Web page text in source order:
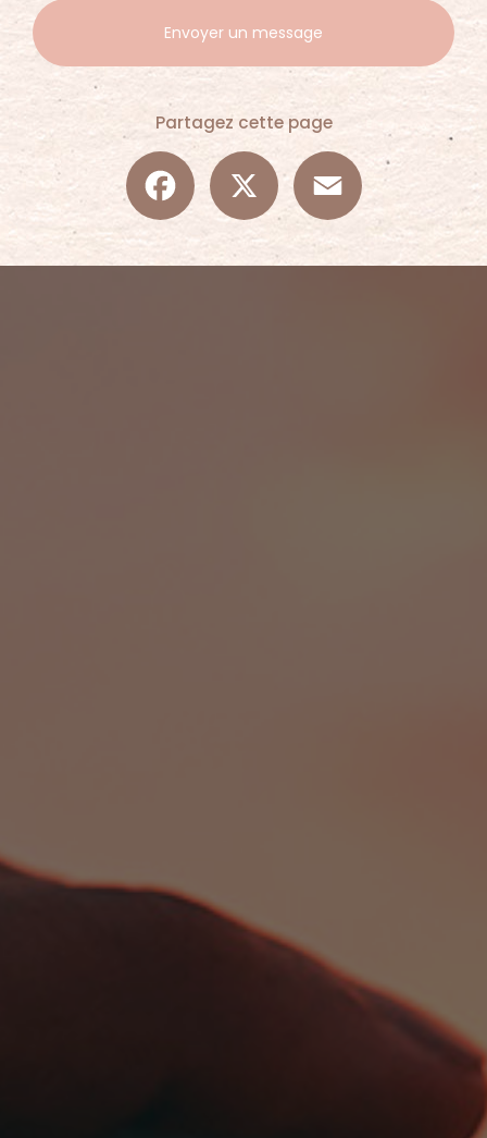
Envoyer un message
Partagez cette page
Facebook Email